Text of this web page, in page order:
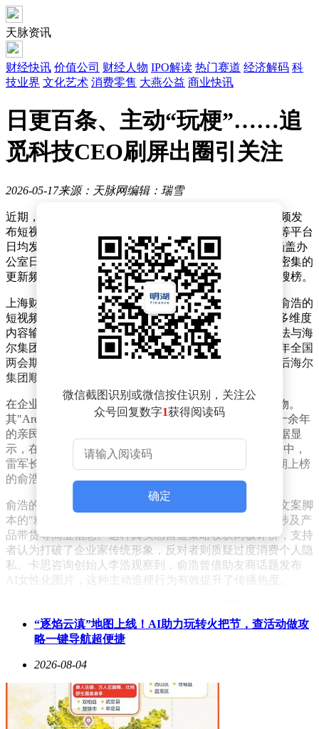
天脉资讯
财经快讯 价值公司 财经人物 IPO解读 热门赛道 经济解码 科
技业界 文化艺术 消费零售 大燕公益 商业快讯
日更百条、主动“玩梗”……追
觅科技CEO刷屏出圈引关注
2026-05-17来源：天脉网编辑：瑞雪
近期，科技企业追觅科技的CEO俞浩因在社交媒体上高频发
布短视频引发广泛关注。整个五月，俞浩在抖音、微信等平台
日均发布数十条内容，单日最高发布量达117条，内容涵盖办
公室日常、产品展示、个人成长故事等多个维度。这种密集的
更新频率使其迅速成为网络焦点，相关话题持续占据热搜榜。
上海财经大学数字经济研究院副院长崔丽丽分析指出，俞浩的
短视频策略属于典型的"流量抢占"模式。通过高频次、多维度
内容输出，在账号起步阶段快速形成舆论热点，这种打法与海
尔集团董事局主席周云杰的出圈路径存在相似性。2025年全国
两会期间，周云杰因与雷军的互动表情包意外走红，随后海尔
集团顺势推进企业家IP建设，取得显著效果。
在企业家IP打造领域，小米集团创始人雷军堪称标杆人物。
其"Are you OK"的经典片段开启个人IP时代，通过持续十余年
的亲民形象塑造，成功构建起与消费者的深度连接。数据显
示，在正和岛联合新榜发布的《企业家视频IP100榜单》中，
雷军长期位居前列，4月榜单点赞数达27.14万，远超同期上榜
的俞浩（1万点赞）。
俞浩的短视频呈现显著差异化特征：采用怼脸自拍、无文案脚
本的"粗粝"风格，内容既包含童年回忆等情感话题，也涉及产
品带货等商业信息。这种真实感营造策略收获两极评价，支持
者认为打破了企业家传统形象，反对者则质疑过度消费个人隐
私。卡思咨询创始人李浩观察到，俞浩曾借助友商话题发布
AI女性化图片，这种主动造梗行为有效提升了传播热度。
响力为小米汽车发布创造巨大声量，但后续负面新闻也导致口
碑波动。哪吒汽车创始人张勇的案例更具警示意义，其在投资
企业资金链断裂的困境。这反映出企业家个人言行与品牌形象
的深度绑定风险。
复旦大学新闻学院教授汤景泰以马斯克为例指出，企业家社交
媒体言论需要专业团队支撑。马斯克看似随性的发言背后，实
微信截图识别或微信按住识别，关注公
众号回复数字1获得阅读码
确定
“逐焰云滇”地图上线！AI助力玩转火把节，查活动做攻
略一键导航超便捷
2026-08-04